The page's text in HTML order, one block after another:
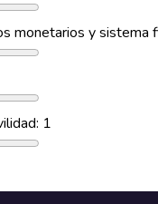
monetarios y sistema
1